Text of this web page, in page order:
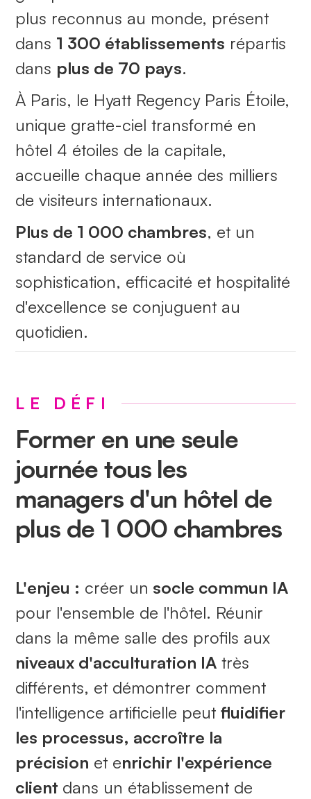
plus reconnus au monde, présent
dans 1 300 établissements répartis
dans plus de 70 pays.
À Paris, le Hyatt Regency Paris Étoile,
unique gratte-ciel transformé en
hôtel 4 étoiles de la capitale,
accueille chaque année des milliers
de visiteurs internationaux.
Plus de 1 000 chambres, et un
standard de service où
sophistication, efficacité et hospitalité
d'excellence se conjuguent au
quotidien.
LE DÉFI
Former en une seule
journée tous les
managers d'un hôtel de
plus de 1 000 chambres
L'enjeu : créer un socle commun IA
pour l'ensemble de l'hôtel. Réunir
dans la même salle des profils aux
niveaux d'acculturation IA très
différents, et démontrer comment
l'intelligence artificielle peutfluidifier
les processus, accroître la
précision et enrichir l'expérience
client dans un établissement de